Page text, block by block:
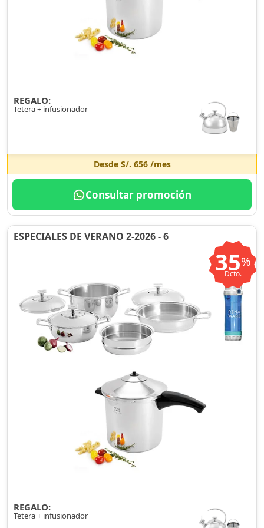
REGALO:
Tetera + infusionador
Desde S/. 656/mes
Consultar promoción
ESPECIALES DE VERANO 2-2026 - 6
35%
Dcto.
REGALO:
Tetera + infusionador